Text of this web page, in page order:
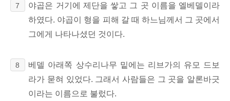
7
야곱은 거기에 제단을 쌓고 그 곳 이름을 엘베델이라
하였다. 야곱이 형을 피해 갈 때 하느님께서 그 곳에서
그에게 나타나셨던 것이다.
8
베델 아래쪽 상수리나무 밑에는 리브가의 유모 드보
라가 묻혀 있었다. 그래서 사람들은 그 곳을 알론바긋
이라는 이름으로 불렀다.